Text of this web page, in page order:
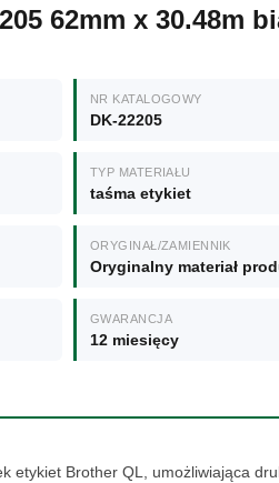
62mm x 30.48m
NR KATALOGOWY
DK-22205
TYP MATERIAŁU
taśma etykiet
ORYGINAŁ/ZAMIENNIK
Oryginalny materiał
GWARANCJA
12 miesięcy
etykiet Brother QL, umożliwiająca